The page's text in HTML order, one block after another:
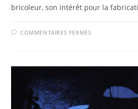
bricoleur, son intérêt pour la
COMMENTAIRES FERMÉSSUR
HOMMAGE
KHAN